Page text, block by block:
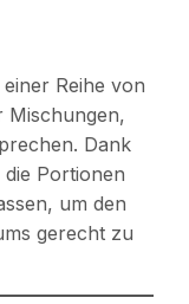
Reihe von
Mischungen,
Dank
Portionen
um den
gerecht zu